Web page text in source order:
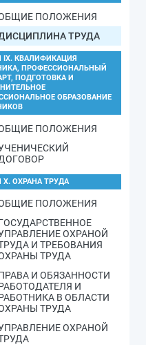
ПОЛОЖЕНИЯ
ТРУДА
IX. КВАЛИФИКАЦИЯ
ПРОФЕССИОНАЛЬНЫЙ
ПОДГОТОВКА И
ОБРАЗОВАНИЕ
ПОЛОЖЕНИЯ
X. ОХРАНА ТРУДА
ПОЛОЖЕНИЯ
ОХРАНОЙ
И ТРЕБОВАНИЯ
ТРУДА
И ОБЯЗАННОСТИ
И
В ОБЛАСТИ
ТРУДА
ОХРАНОЙ